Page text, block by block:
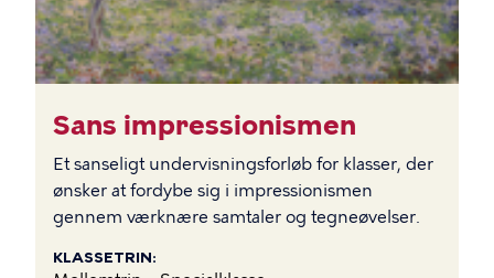
Sans impressionismen
Et sanseligt undervisningsforløb for klasser, der
ønsker at fordybe sig i impressionismen
gennem værknære samtaler og tegneøvelser.
KLASSETRIN